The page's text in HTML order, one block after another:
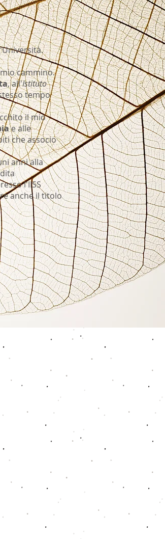
cammino.
, all'Istituto
tempo
il mio
e alle
che associo
anni alla
l'IISS
anche il titolo